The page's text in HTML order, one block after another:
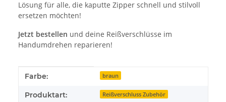
Lösung für alle, die kaputte Zipper schnell und stilvoll
ersetzen möchten!
Jetzt bestellen und deine Reißverschlüsse im
Handumdrehen reparieren!
Produkteigenschaft
Wert
Farbe: braun
Produktart: Reißverschluss Zubehör